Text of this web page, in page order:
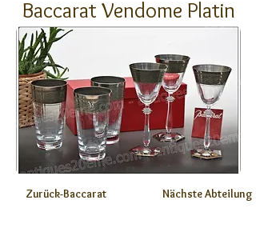
Baccarat Vendome Platin
Zurück-Baccarat Nächste Abteilung